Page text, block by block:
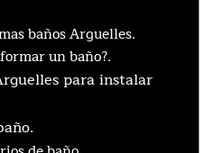
baños Arguelles.
un baño?.
para instalar